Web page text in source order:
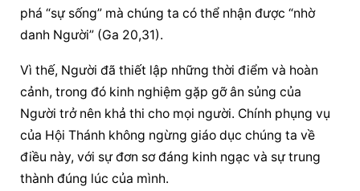
phá “sự sống” mà chúng ta có thể nhận được “nhờ
danh Người” (Ga 20,31).
Vì thế, Người đã thiết lập những thời điểm và hoàn
cảnh, trong đó kinh nghiệm gặp gỡ ân sủng của
Người trở nên khả thi cho mọi người. Chính phụng vụ
của Hội Thánh không ngừng giáo dục chúng ta về
điều này, với sự đơn sơ đáng kinh ngạc và sự trung
thành đúng lúc của mình.